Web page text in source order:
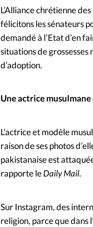
L’Alliance chrétienne
félicitons les sénateurs
demandé à l’Etat d’en
situations de
d’adoption.
Une actrice
L’actrice et modèle
raison de ses photos
pakistanaise est
rapporte leDaily Mail.
Sur Instagram, des
religion, parce que dans